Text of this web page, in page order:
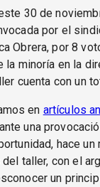
30 de
por el
Obrera, por 8
la minoría en la
cuenta con un
en artículos
una
hace
taller, con el
un